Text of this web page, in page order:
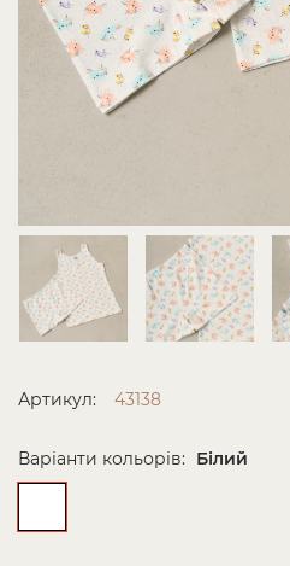
Артикул: 43138
Варіанти кольорів: Білий